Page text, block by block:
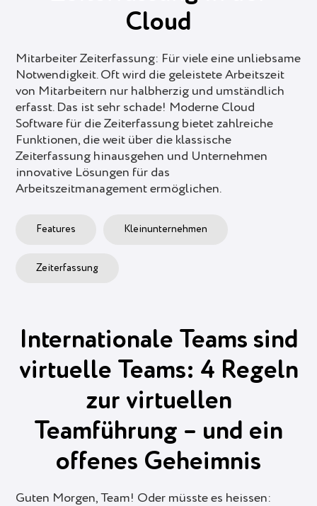
Cloud
Mitarbeiter Zeiterfassung: Für viele eine unliebsame
Notwendigkeit. Oft wird die geleistete Arbeitszeit
von Mitarbeitern nur halbherzig und umständlich
erfasst. Das ist sehr schade! Moderne Cloud
Software für die Zeiterfassung bietet zahlreiche
Funktionen, die weit über die klassische
Zeiterfassung hinausgehen und Unternehmen
innovative Lösungen für das
Arbeitszeitmanagement ermöglichen.
Features Kleinunternehmen
Zeiterfassung
Internationale Teams sind
virtuelle Teams: 4 Regeln
zur virtuellen
Teamführung – und ein
offenes Geheimnis
Guten Morgen, Team! Oder müsste es heissen: